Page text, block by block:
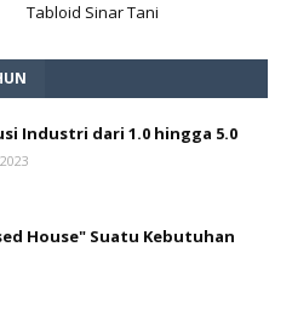
Tabloid Sinar Tani
Industri dari 1.0 hingga 5.0
House" Suatu Kebutuhan